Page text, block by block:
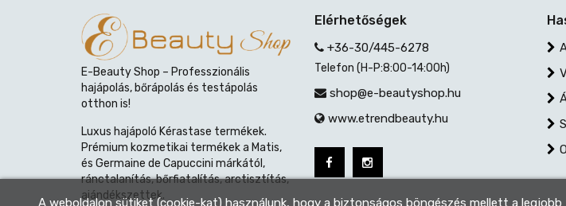
E-Beauty Shop – Professzionális
hajápolás, bőrápolás és testápolás
otthon is!
Luxus hajápoló Kérastase termékek.
Prémium kozmetikai termékek a Matis,
és Germaine de Capuccini márkától,
ránctalanítás, bőrfiatalítás, arctisztítás,
ajándékszettek.
Elérhetőségek
+36-30/445-6278
Telefon (H-P:8:00-14:00h)
shop@e-beautyshop.hu
www.etrendbeauty.hu
A weboldalon sütiket (cookie-kat) használunk, hogy a biztonságos böngészés mellett a